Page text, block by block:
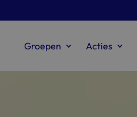
Groepen Acties